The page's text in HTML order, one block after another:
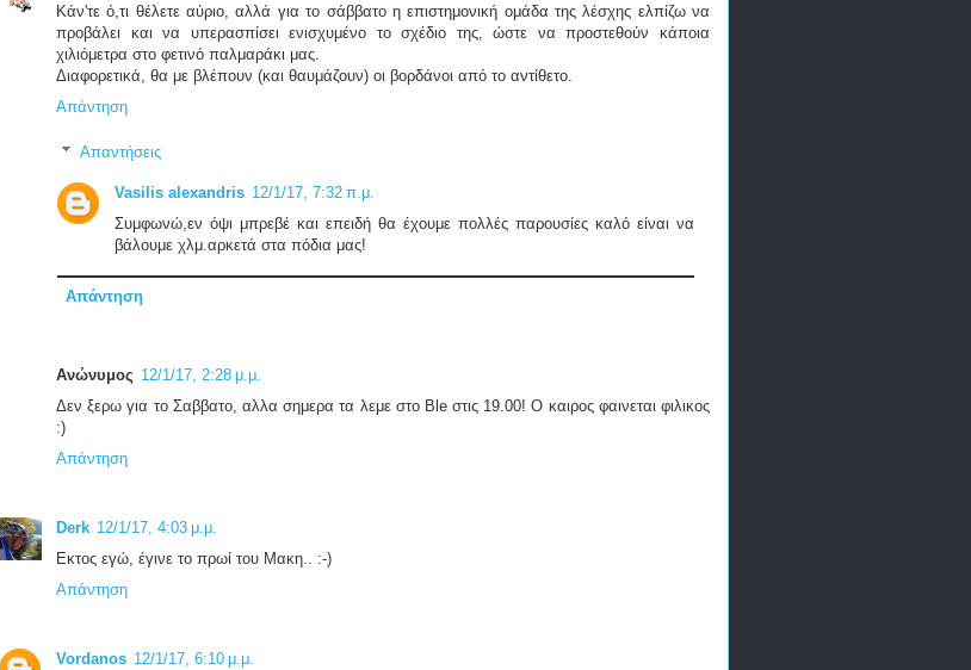
Κάν'τε ό,τι θέλετε αύριο, αλλά για το σάββατο η επιστημονική ομάδα της λέσχης ελπίζω να
προβάλει και να υπερασπίσει ενισχυμένο το σχέδιο της, ώστε να προστεθούν κάποια
χιλιόμετρα στο φετινό παλμαράκι μας.
Διαφορετικά, θα με βλέπουν (και θαυμάζουν) οι βορδάνοι από το αντίθετο.
Απάντηση
Απαντήσεις
Vasilis alexandris 12/1/17, 7:32 π.μ.
Συμφωνώ,εν όψι μπρεβέ και επειδή θα έχουμε πολλές παρουσίες καλό είναι να
βάλουμε χλμ.αρκετά στα πόδια μας!
Απάντηση
Ανώνυμος 12/1/17, 2:28 μ.μ.
Δεν ξερω για το Σαββατο, αλλα σημερα τα λεμε στο Ble στις 19.00! Ο καιρος φαινεται φιλικος
:)
Απάντηση
Derk 12/1/17, 4:03 μ.μ.
Εκτος εγώ, έγινε το πρωί του Μακη.. :-)
Απάντηση
Vordanos 12/1/17, 6:10 μ.μ.